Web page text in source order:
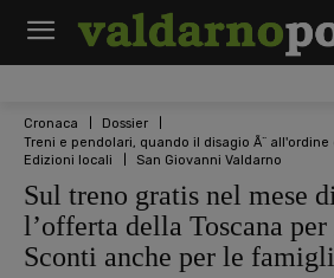
Cronaca
Dossier
Treni e pendolari, quando il disagio Ã¨ all'ordine
Edizioni locali
San Giovanni Valdarno
Sul treno gratis nel mese
l’offerta della Toscana
Sconti anche per le